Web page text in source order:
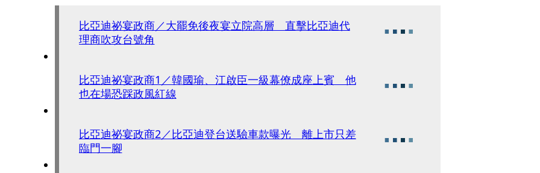
比亞迪祕宴政商／大罷免後夜宴立院高層 直擊比亞迪代
理商吹攻台號角
比亞迪祕宴政商1／韓國瑜、江啟臣一級幕僚成座上賓 他
也在場恐踩政風紅線
比亞迪祕宴政商2／比亞迪登台送驗車款曝光 離上市只差
臨門一腳